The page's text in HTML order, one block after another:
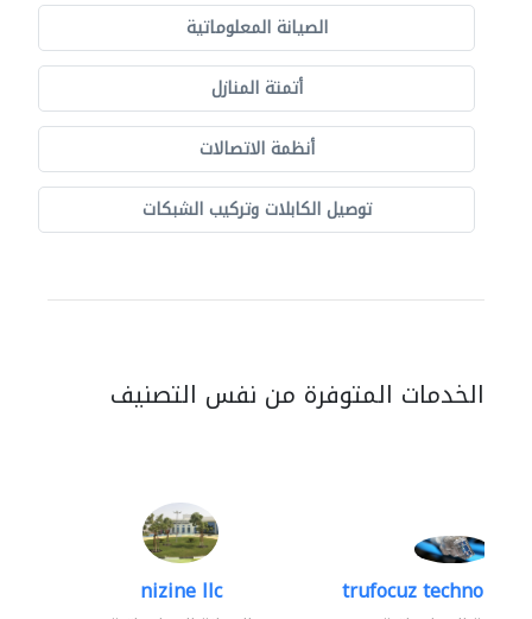
الصيانة المعلوماتية
أتمتة المنازل
أنظمة الاتصالات
توصيل الكابلات وتركيب الشبكات
الخدمات المتوفرة من نفس التصنيف
nizine llc trufocuz